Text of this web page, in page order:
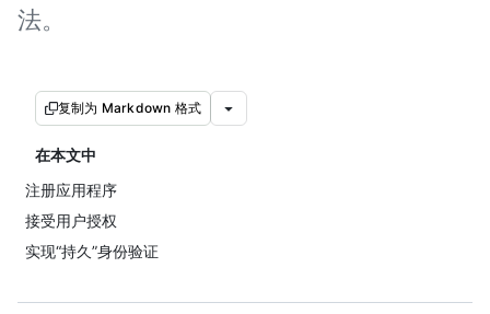
法。
复制为 Markdown 格式
在本文中
注册应用程序
接受用户授权
实现“持久”身份验证